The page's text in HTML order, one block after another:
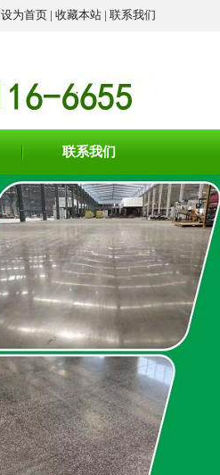
设为首页 | 收藏本站 | 联系我们
联系我们